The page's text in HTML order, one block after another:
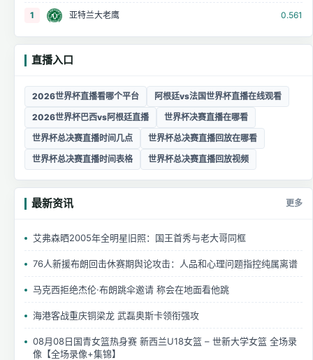
1 亚特兰大老鹰 0.561
直播入口
2026世界杯直播看哪个平台
阿根廷vs法国世界杯直播在线观看
2026世界杯巴西vs阿根廷直播
世界杯决赛直播在哪看
世界杯总决赛直播时间几点
世界杯总决赛直播回放在哪看
世界杯总决赛直播时间表格
世界杯总决赛直播回放视频
最新资讯 更多
艾弗森晒2005年全明星旧照：国王首秀与老大哥同框
76人新援布朗回击休赛期舆论攻击：人品和心理问题指控纯属离谱
马克西拒绝杰伦·布朗跳伞邀请 称会在地面看他跳
海港客战重庆铜梁龙 武磊奥斯卡领衔强攻
08月08日国青女篮热身赛 新西兰U18女篮 – 世新大学女篮 全场录
像【全场录像+集锦】